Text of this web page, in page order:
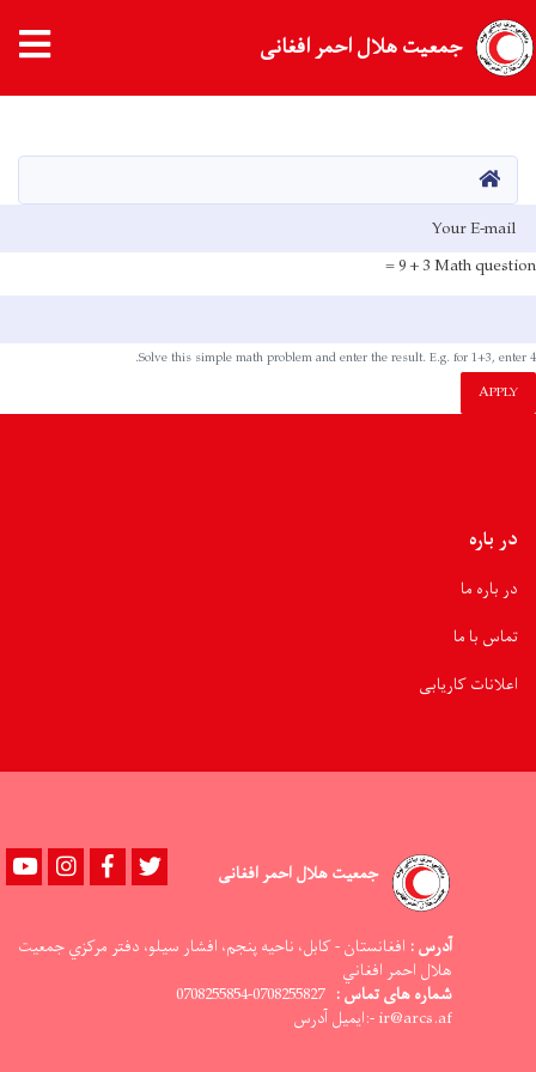
content
جمعیت هلال احمر افغانی
HOME
E-mail
Math question
3 + 9 =
Solve this simple math problem and enter the result. E.g. for 1+3, enter 4.
APPLY
در باره
در باره ما
تماس با ما
اعلانات کاریابی
جمعیت هلال احمر افغانی YoutubeinstagramFacebook
آدرس : افغانستان - کابل، ناحيه پنجم، افشار سيلو، دفتر مرکزي جمعيت
هلال احمر افغاني
شماره های تماس : 0708255827-0708255854
ir@arcs.af -:ایمیل آدرس